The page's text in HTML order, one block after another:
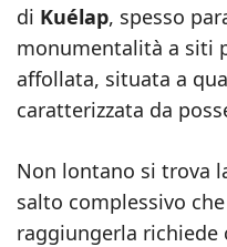
di Kuélap, spesso
monumentalità a siti
affollata, situata a
caratterizzata da
Non lontano si trova
salto complessivo
raggiungerla